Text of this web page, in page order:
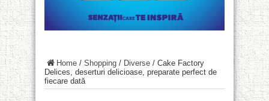
Home / Shopping / Diverse / Cake Factory
Delices, deserturi delicioase, preparate perfect de
fiecare dată